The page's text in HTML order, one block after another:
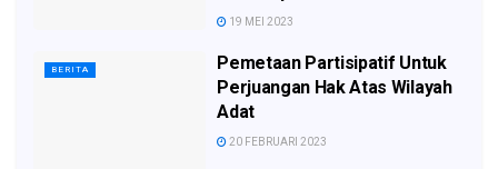
19 MEI 2023
BERITA
Pemetaan Partisipatif Untuk
Perjuangan Hak Atas Wilayah
Adat
20 FEBRUARI 2023